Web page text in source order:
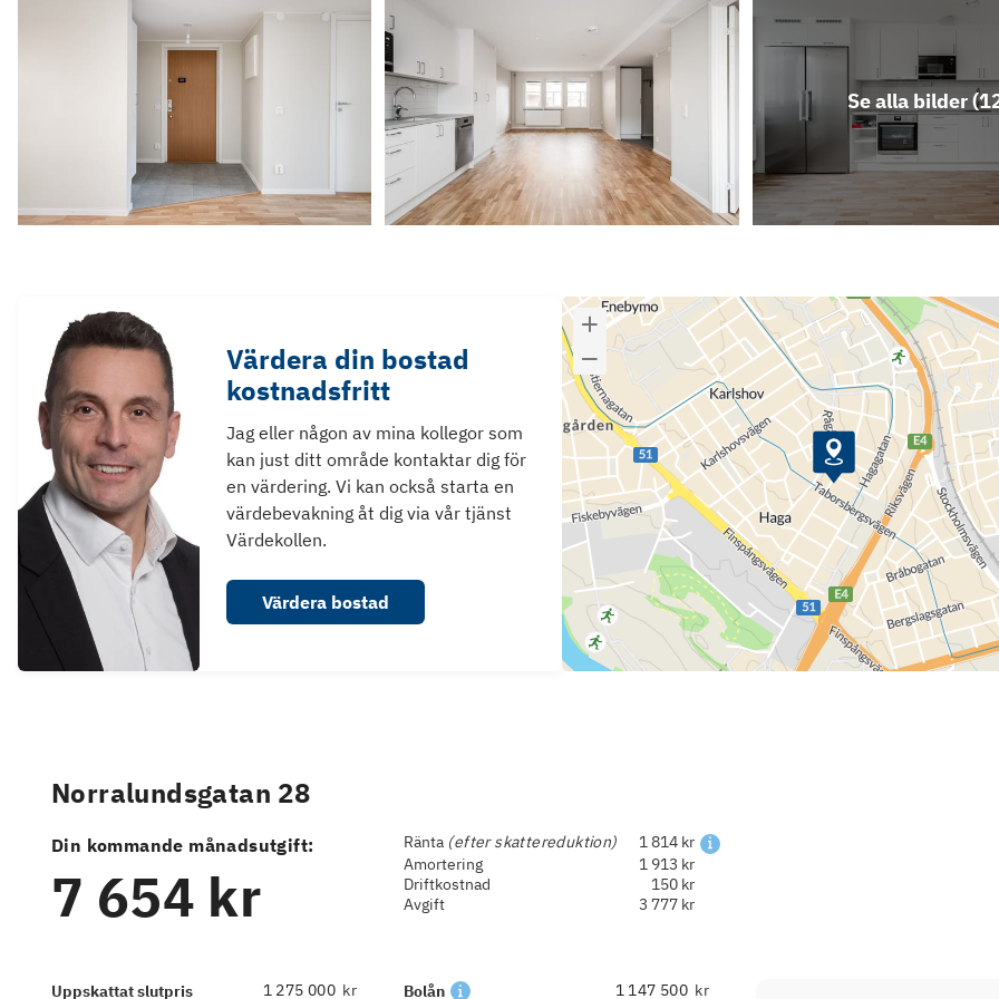
Se alla bilder (
Värdera din bostad
kostnadsfritt
Jag eller någon av mina kollegor som
kan just ditt område kontaktar dig för
en värdering. Vi kan också starta en
värdebevakning åt dig via vår tjänst
Värdekollen.
Värdera bostad
Norralundsgatan 28
Din kommande månadsutgift:
7 654 kr
Ränta (efter skattereduktion)
1 814 kr
Amortering
1 913 kr
Driftkostnad
150 kr
Avgift
3 777 kr
Uppskattat slutpris kr Bolån kr